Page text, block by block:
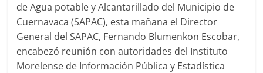
de Agua potable y Alcantarillado del Municipio de
Cuernavaca (SAPAC), esta mañana el Director
General del SAPAC, Fernando Blumenkon Escobar,
encabezó reunión con autoridades del Instituto
Morelense de Información Pública y Estadística